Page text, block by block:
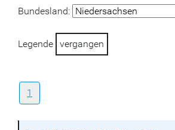
Bundesland:
Legende vergangen
1